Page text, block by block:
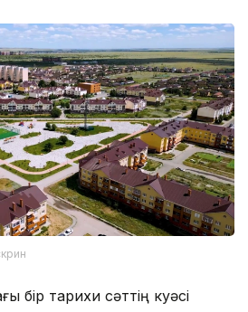
бір тарихи сәттің куәсі